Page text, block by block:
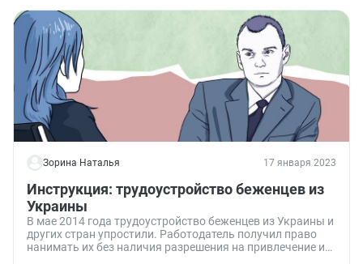
Зорина Наталья 17 января 2023
Инструкция: трудоустройство беженцев из
Украины
В мае 2014 года трудоустройство беженцев из Украины и
других стран упростили. Работодатель получил право
нанимать их без наличия разрешения на привлечение и